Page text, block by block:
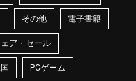
その他 電子書籍
ア・セール
PCゲーム